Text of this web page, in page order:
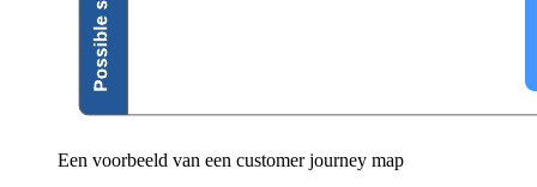
Een voorbeeld van een customer journey map